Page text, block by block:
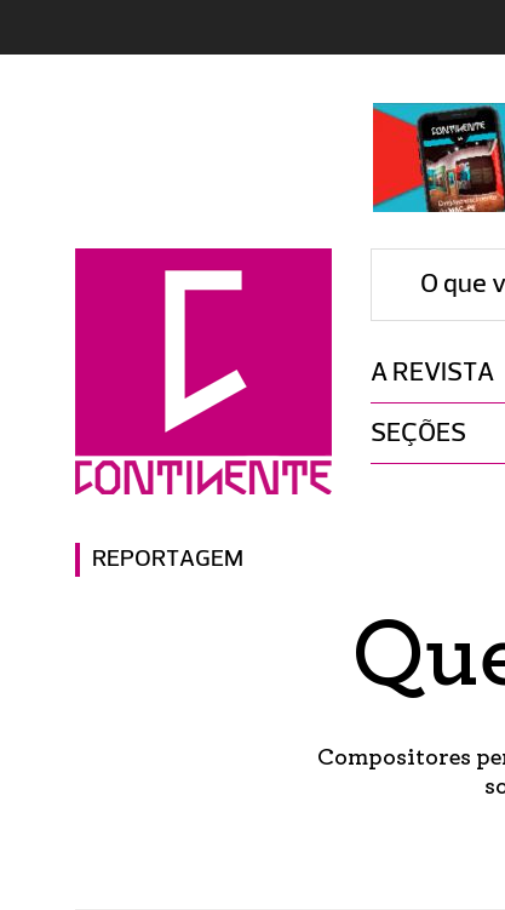
O que
A REVISTA
SEÇÕES
REPORTAGEM
Compositores